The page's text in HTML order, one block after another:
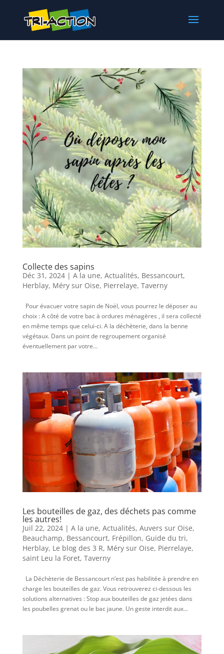
Collecte des sapins
Déc 31, 2024| A la une, Actualités, Bessancourt,
Herblay, Méry sur Oise, Pierrelaye, Taverny
Pour évacuer votre sapin de Noël, vous pourrez le déposer au
choix : A côté de votre bac à ordures ménagères , il sera collecté
en même temps que celui-ci. A la déchèterie, dans la benne
végétaux. Dans un point de regroupement organisé
éventuellement par votre...
Les bouteilles de gaz, des déchets pas comme
les autres!
Juil 22, 2024| A la une, Actualités, Auvers sur Oise,
Beauchamp, Bessancourt, Frépillon, Guide du tri,
Herblay, Le blog des 3 R, Méry sur Oise, Pierrelaye,
saint Leu la Foret, Taverny
La Déchèterie de Bessancourt n’est pas habilitée à prendre en
charge les bouteilles de gaz. Vous retrouverez ci-dessous les
solutions alternatives : Stop aux bouteilles de gaz jetées dans
les poubelles grenat ou le bac jaune. Un geste interdit aux...